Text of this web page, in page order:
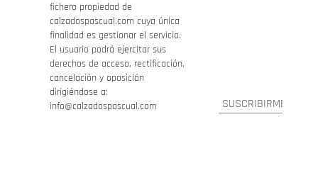
fichero propiedad de
calzadospascual.com cuya única
finalidad es gestionar el servicio.
El usuario podrá ejercitar sus
derechos de acceso, rectificación,
cancelación y oposición
dirigiéndose a:
info@calzadospascual.com